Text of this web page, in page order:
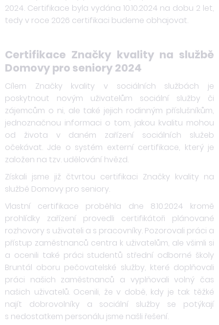
2024. Certifikace byla vydána 10.10.2024 na dobu 2 let,
tedy v roce 2026 certifikaci budeme obhajovat.
Certifikace Značky kvality na službě
Domovy pro seniory 2024
Cílem Značky kvality v sociálních službách je
poskytnout novým uživatelům sociální služby či
zájemcům o ni, ale také jejich rodinným příslušníkům,
jednoznačnou informaci o tom, jakou kvalitu mohou
od života v daném zařízení sociálních služeb
očekávat. Jde o systém externí certifikace, který je
založen na tzv. udělování hvězd.
Získali jsme již čtvrtou certifikaci Značky kvality na
službě Domovy pro seniory.
Vlastní certifikace proběhla dne 8.10.2024 kromě
prohlídky zařízení provedli certifikátoři plánované
rozhovory s uživateli a s pracovníky. Pozorovali práci a
přístup zaměstnanců centra k uživatelům, ale všimli si
a ocenili také práci studentů střední odborné školy
Bruntál oboru pečovatelské služby, které doplňovali
práci našich zaměstnanců a vyplňovali volný čas
našich uživatelů. Ocenili, že v době, kdy je tak těžké
najít dobrovolníky a sociální služby se potýkají
s nedostatkem personálu jsme našli řešení.